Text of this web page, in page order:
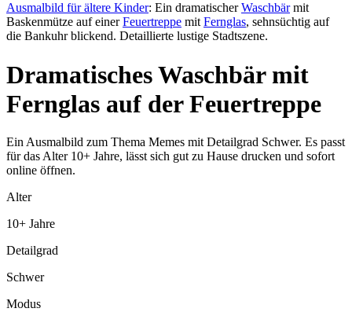
Ausmalbild für ältere Kinder: Ein dramatischerWaschbärmit
Baskenmütze auf einerFeuertreppe mit Fernglas, sehnsüchtig auf
die Bankuhr blickend. Detaillierte lustige Stadtszene.
Dramatisches Waschbär mit
Fernglas auf der Feuertreppe
Ein Ausmalbild zum Thema Memes mit Detailgrad Schwer. Es passt
für das Alter 10+ Jahre, lässt sich gut zu Hause drucken und sofort
online öffnen.
Alter
10+ Jahre
Detailgrad
Schwer
Modus